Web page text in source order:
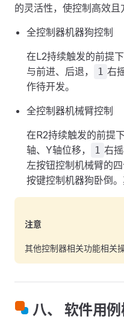
的灵活性，使控制高效且
全控制器机器狗控制
在L2持续触发的前提下
与前进、后退，
1 右
作待开发。
全控制器机械臂控制
在R2持续触发的前提下
轴、Y轴位移，
1 右
左按钮控制机械臂的四
按键控制机器狗卧倒。
注意
其他控制器相关功能相关
八、 软件用